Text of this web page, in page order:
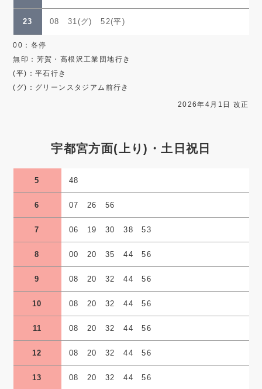
23 08 31(グ) 52(平)
00：各停
無印：芳賀・高根沢工業団地行き
(平)：平石行き
(グ)：グリーンスタジアム前行き
2026年4月1日 改正
宇都宮方面(上り)・土日祝日
5 48
6 07 26 56
7 06 19 30 38 53
8 00 20 35 44 56
9 08 20 32 44 56
10 08 20 32 44 56
11 08 20 32 44 56
12 08 20 32 44 56
13 08 20 32 44 56